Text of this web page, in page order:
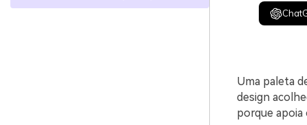
Uma paleta
design
porque